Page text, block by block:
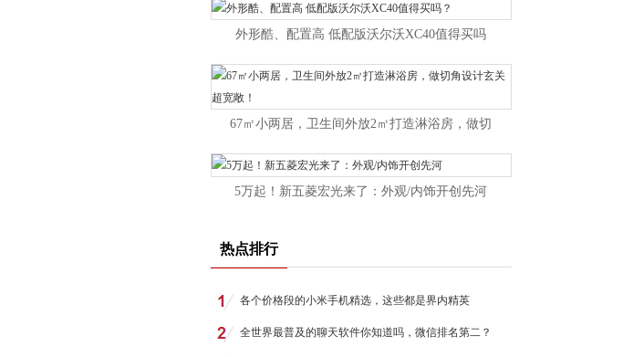
外形酷、配置高 低配版沃尔沃XC40值得买吗
67㎡小两居，卫生间外放2㎡打造淋浴房，做切
5万起！新五菱宏光来了：外观/内饰开创先河
热点排行
各个价格段的小米手机精选，这些都是界内精英
全世界最普及的聊天软件你知道吗，微信排名第二？